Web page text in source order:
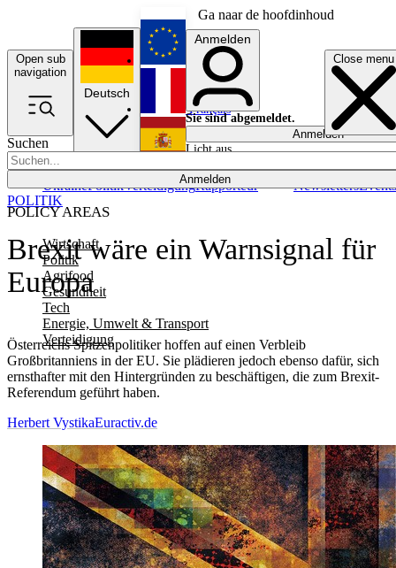
Ga naar de hoofdinhoud
Open sub
navigation
Close menu
Suchen
Anmelden
POLICY AREAS
Wirtschaft
Politik
Agrifood
Gesundheit
Tech
Energie, Umwelt & Transport
Verteidigung
UkrainePolitikVerteidigungRapporteur NewslettersEvents
Deutsch
English
Français
Anmelden
Sie sind abgemeldet.
Anmelden
Licht aus
Brexit wäre ein Warnsignal für
Europa
Österreichs Spitzenpolitiker hoffen auf einen Verbleib
Großbritanniens in der EU. Sie plädieren jedoch ebenso dafür, sich
ernsthafter mit den Hintergründen zu beschäftigen, die zum Brexit-
Referendum geführt haben.
POLITIK
Herbert VystikaEuractiv.de